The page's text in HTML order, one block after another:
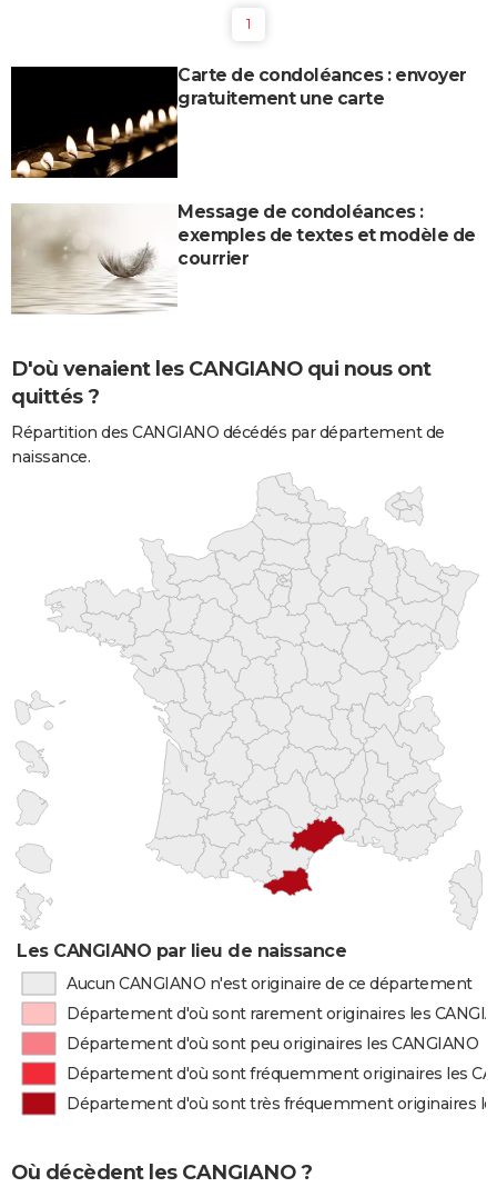
1
Carte de condoléances : envoyer
gratuitement une carte
Message de condoléances :
exemples de textes et modèle de
courrier
D'où venaient les CANGIANO qui nous ont
quittés ?
Répartition des CANGIANO décédés par département de
naissance.
Les CANGIANO par lieu de naissance
Aucun CANGIANO n'est originaire de ce département
Département d'où sont rarement originaires les
Département d'où sont peu originaires les CANGIANO
Département d'où sont fréquemment originaires les
Département d'où sont très fréquemment originaires
Où décèdent les CANGIANO ?